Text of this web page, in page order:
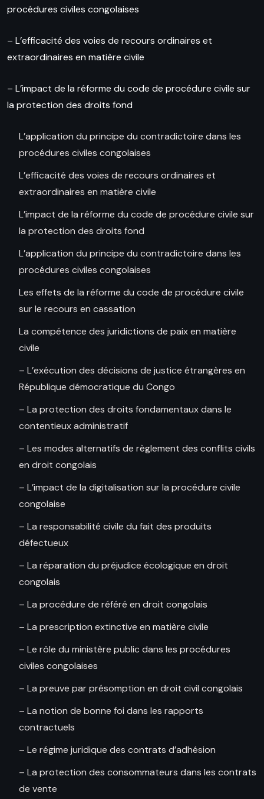
procédures civiles congolaises
– L’efficacité des voies de recours ordinaires et
extraordinaires en matière civile
– L’impact de la réforme du code de procédure civile sur
la protection des droits fond
L’application du principe du contradictoire dans les
procédures civiles congolaises
L’efficacité des voies de recours ordinaires et
extraordinaires en matière civile
L’impact de la réforme du code de procédure civile sur
la protection des droits fond
L’application du principe du contradictoire dans les
procédures civiles congolaises
Les effets de la réforme du code de procédure civile
sur le recours en cassation
La compétence des juridictions de paix en matière
civile
– L’exécution des décisions de justice étrangères en
République démocratique du Congo
– La protection des droits fondamentaux dans le
contentieux administratif
– Les modes alternatifs de règlement des conflits civils
en droit congolais
– L’impact de la digitalisation sur la procédure civile
congolaise
– La responsabilité civile du fait des produits
défectueux
– La réparation du préjudice écologique en droit
congolais
– La procédure de référé en droit congolais
– La prescription extinctive en matière civile
– Le rôle du ministère public dans les procédures
civiles congolaises
– La preuve par présomption en droit civil congolais
– La notion de bonne foi dans les rapports
contractuels
– Le régime juridique des contrats d’adhésion
– La protection des consommateurs dans les contrats
de vente